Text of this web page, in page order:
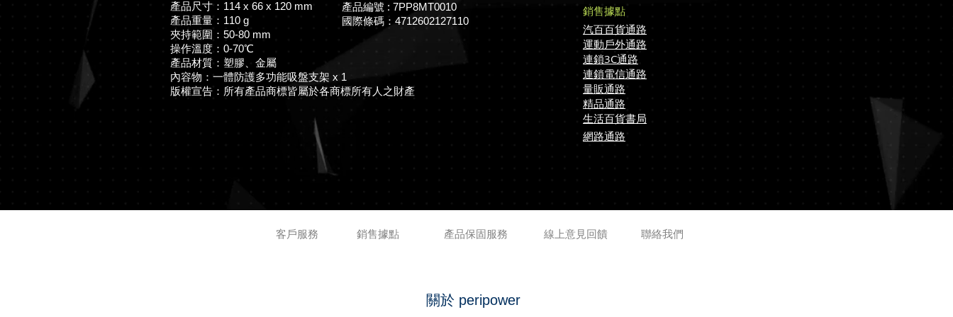
產品尺寸：114 x 66 x 120 mm
產品重量：110 g
夾持範圍：50-80 mm
操作溫度：0-70℃
產品材質：塑膠、金屬
內容物：一體防護多功能吸盤支架 x 1
版權宣告：所有產品商標皆屬於各商標所有人之財產
產品編號 : 7PP8MT0010
​國際條碼： 4712602127110
銷售據點
汽百百貨通路
運動戶外通路
連鎖3C通路
連鎖電信通路
量販通路
精品通路
生活百貨書局
網路通路
客戶服務 銷售據點 產品保固服務 線上意見回饋 ​聯絡我們
關於 peripower